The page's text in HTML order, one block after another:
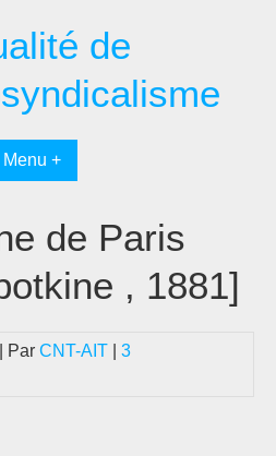
de
Menu +
de Paris
, 1881]
| Par CNT-AIT
3